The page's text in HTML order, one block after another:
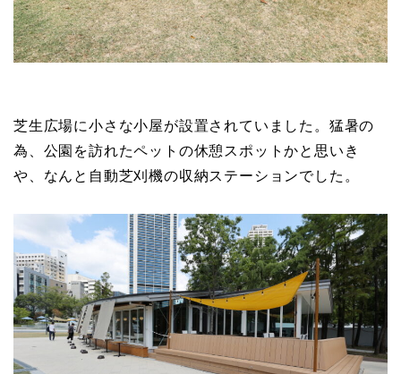
芝生広場に小さな小屋が設置されていました。猛暑の
為、公園を訪れたペットの休憩スポットかと思いき
や、なんと自動芝刈機の収納ステーションでした。